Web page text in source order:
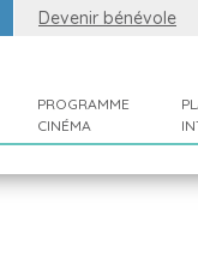
Devenir bénévole
PROGRAMME
CINÉMA